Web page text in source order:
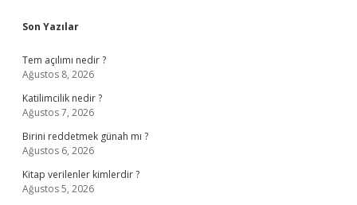
Sidebar
Son Yazılar
Tem açılımı nedir ?
Ağustos 8, 2026
Katilimcilik nedir ?
Ağustos 7, 2026
Birini reddetmek günah mı ?
Ağustos 6, 2026
Kitap verilenler kimlerdir ?
Ağustos 5, 2026